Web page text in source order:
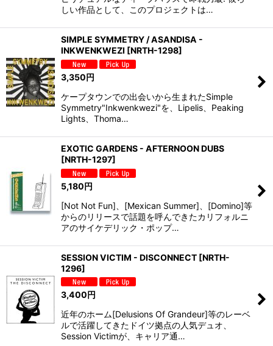
しい作品として、このプロジェクトは…
SIMPLE SYMMETRY / ASANDISA -
INKWENKWEZI [NRTH-1298]
3,350円
ケープタウンでの出会いから生まれたSimple
Symmetry"Inkwenkwezi"を、Lipelis、Peaking
Lights、Thoma…
EXOTIC GARDENS - AFTERNOON DUBS
[NRTH-1297]
5,180円
[Not Not Fun]、[Mexican Summer]、[Domino]等
からのリリースで話題を呼んできたカリフォルニ
アのサイケデリック・ポップ…
SESSION VICTIM - DISCONNECT [NRTH-
1296]
3,400円
近年のホーム[Delusions Of Grandeur]等のレーベ
ルで活躍してきたドイツ拠点の人気デュオ、
Session Victimが、キャリア通…